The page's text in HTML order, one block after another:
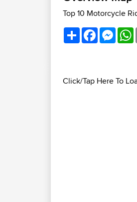
Top 10 Motorcycle
ShareFacebook
Click/Tap Here To